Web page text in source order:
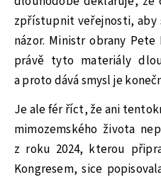
zpřístupnit veřejnosti,
názor. Ministr obrany
právě tyto materiály
a proto dává smysl je
Je ale fér říct, že ani
mimozemského života
z roku 2024, kterou
Kongresem, sice